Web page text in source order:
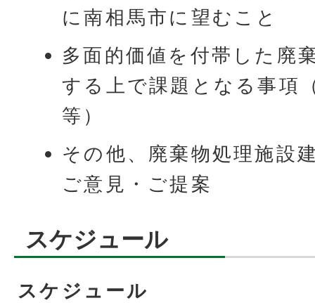
に南相馬市に望むこと
多面的価値を付帯した廃
する上で課題となる事項
等）
その他、廃棄物処理施設
ご意見・ご提案
スケジュール
スケジュール